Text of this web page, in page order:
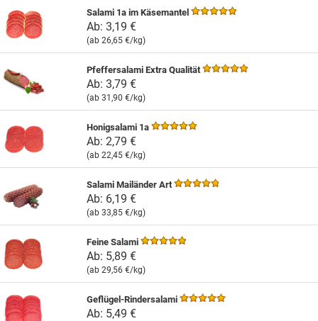
Salami 1a im Käsemantel
Ab: 3,19 €
(ab 26,65 €/kg)
Pfeffersalami Extra Qualität
Ab: 3,79 €
(ab 31,90 €/kg)
Honigsalami 1a
Ab: 2,79 €
(ab 22,45 €/kg)
Salami Mailänder Art
Ab: 6,19 €
(ab 33,85 €/kg)
Feine Salami
Ab: 5,89 €
(ab 29,56 €/kg)
Geflügel-Rindersalami
Ab: 5,49 €